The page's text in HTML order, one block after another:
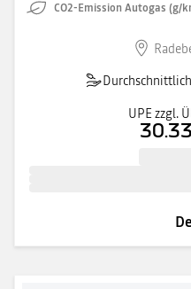
CO2-Emission Autogas (g/
UPE zzgl.